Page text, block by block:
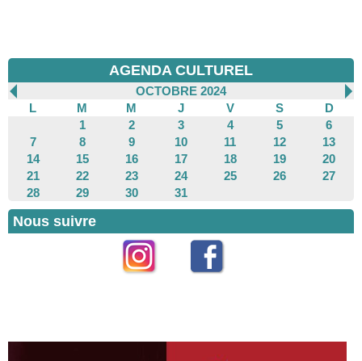
AGENDA CULTUREL
OCTOBRE 2024
L
M M J V S
D
1
2 3 4 5
6
7
8 9 10 11 12
13
14
15 16 17 18 19
20
21
22 23 24 25 26
27
28
29 30 31
Nous suivre